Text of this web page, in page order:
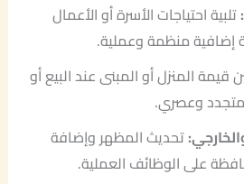
تلبية احتياجات الأسرة أو الأعمال
إضافية منظمة وعملية.
قيمة المنزل أو المبنى عند البيع أو
متجدد وعصري.
تحديث المظهر وإضافة
على الوظائف العملية.